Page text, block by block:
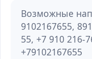
Возможные
9102167655,
55, +7 910 216-
+79102167655